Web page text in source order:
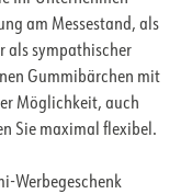
am Messestand, als
als sympathischer
Gummibärchen mit
Möglichkeit, auch
Sie maximal flexibel.
Werbegeschenk